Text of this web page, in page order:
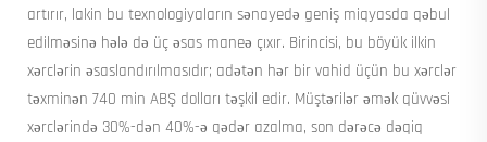
artırır, lakin bu texnologiyaların sənayedə geniş miqyasda qəbul
edilməsinə hələ də üç əsas maneə çıxır. Birincisi, bu böyük ilkin
xərclərin əsaslandırılmasıdır; adətən hər bir vahid üçün bu xərclər
təxminən 740 min ABŞ dolları təşkil edir. Müştərilər əmək qüvvəsi
xərclərində 30%-dən 40%-ə qədər azalma, son dərəcə dəqiq